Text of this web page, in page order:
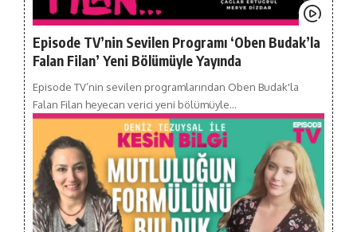
Episode TV’nin Sevilen Programı ‘Oben Budak’la
Falan Filan’ Yeni Bölümüyle Yayında
Episode TV’nin sevilen programlarından Oben Budak'la
Falan Filan heyecan verici yeni bölümüyle…